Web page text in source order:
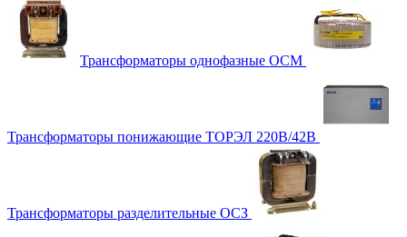
Трансформаторы однофазные ОСМ
Трансформаторы понижающие ТОРЭЛ 220В/42В
Трансформаторы разделительные ОСЗ